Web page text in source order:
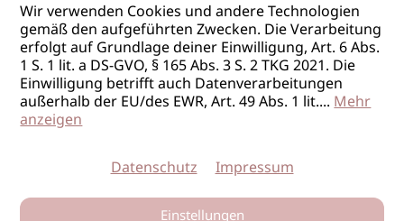
Wir verwenden Cookies und andere Technologien
gemäß den aufgeführten Zwecken. Die Verarbeitung
erfolgt auf Grundlage deiner Einwilligung, Art. 6 Abs.
1 S. 1 lit. a DS-GVO, § 165 Abs. 3 S. 2 TKG 2021. Die
Einwilligung betrifft auch Datenverarbeitungen
außerhalb der EU/des EWR, Art. 49 Abs. 1 lit....Mehr
anzeigen
Datenschutz Impressum
Einstellungen